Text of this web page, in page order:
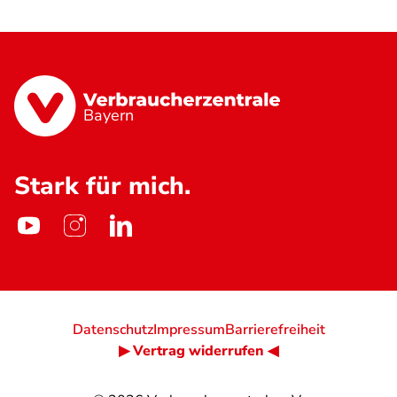
Bayern
Stark für mich.
DatenschutzImpressumBarrierefreiheit
▶ Vertrag widerrufen ◀